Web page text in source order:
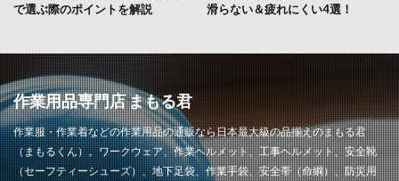
で選ぶ際のポイントを解説
滑らない＆疲れにくい4選！
作業用品専門店 まもる君
作業服・作業着などの作業用品の通販なら日本最大級の品揃えのまもる君
（まもるくん）。ワークウェア、作業ヘルメット、工事ヘルメット、安全靴
（セーフティーシューズ）、地下足袋、作業手袋、安全帯（命綱）、防災用